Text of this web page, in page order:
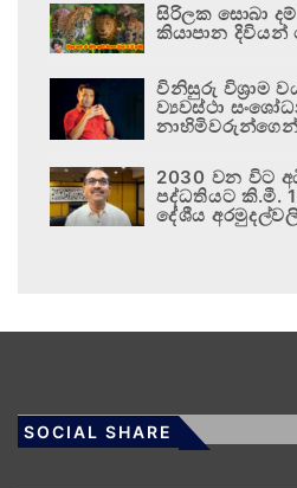
සිරිලක සොබා
කියාපාන දිවියන්
විනිසුරු විශ්‍රාම
ව්‍යවස්ථා
2030 වන විට
පද්ධතියට කි.මී.
දේශීය
SOCIAL SHARE